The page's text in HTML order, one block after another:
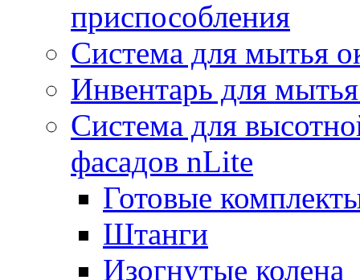
приспособления
Система для мытья
Инвентарь для
Система для
фасадов nLite
Готовые
Штанги
Изогнутые колена